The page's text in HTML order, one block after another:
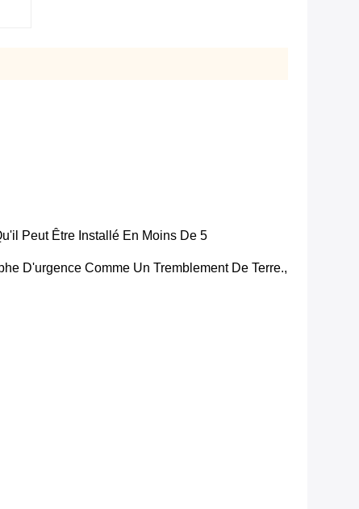
Peut Être Installé En Moins De 5
D'urgence Comme Un Tremblement De Terre.,